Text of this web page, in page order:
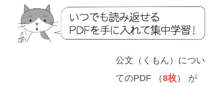
公文（くもん）につい
てのPDF （8枚） が